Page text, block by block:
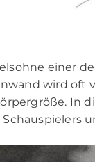
einer
wird
In